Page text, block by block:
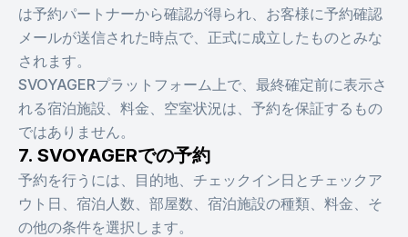
は予約パートナーから確認が得られ、お客様に予約確認
メールが送信された時点で、正式に成立したものとみな
されます。
SVOYAGERプラットフォーム上で、最終確定前に表示さ
れる宿泊施設、料金、空室状況は、予約を保証するもの
ではありません。
7. SVOYAGERでの予約
予約を行うには、目的地、チェックイン日とチェックア
ウト日、宿泊人数、部屋数、宿泊施設の種類、料金、そ
の他の条件を選択します。